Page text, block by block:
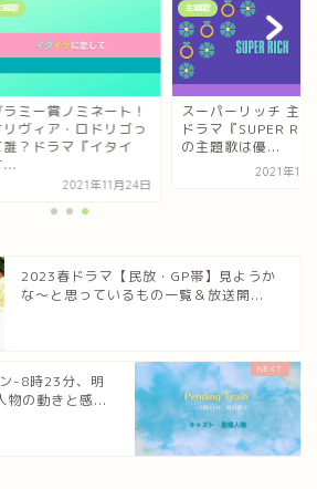
題歌
ラミー賞ノミネート！
リヴィア・ロドリゴっ
誰？ドラマ『イタイ
...
2021年11月24日
主題歌
スーパーリッチ 主
ドラマ『SUPER
の主題歌は優...
2021年10
2023春ドラマ【民放・GP帯】見ようか
な～と思っているもの一覧＆放送開...
-8時23分、明
物の動きと感...